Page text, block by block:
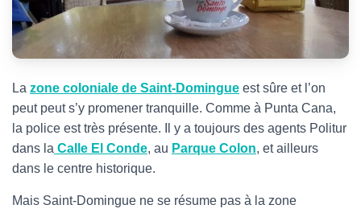
La zone coloniale de Saint-Domingue est sûre et l’on
peut peut s’y promener tranquille. Comme à Punta Cana,
la police est très présente. Il y a toujours des agents Politur
dans la Calle El Conde, au Parque Colon, et ailleurs
dans le centre historique.
Mais Saint-Domingue ne se résume pas à la zone